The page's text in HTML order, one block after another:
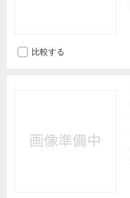
比較する